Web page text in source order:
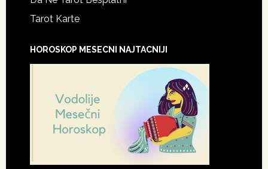
Tarot Karte
HOROSKOP MESECNI NAJTACNIJI